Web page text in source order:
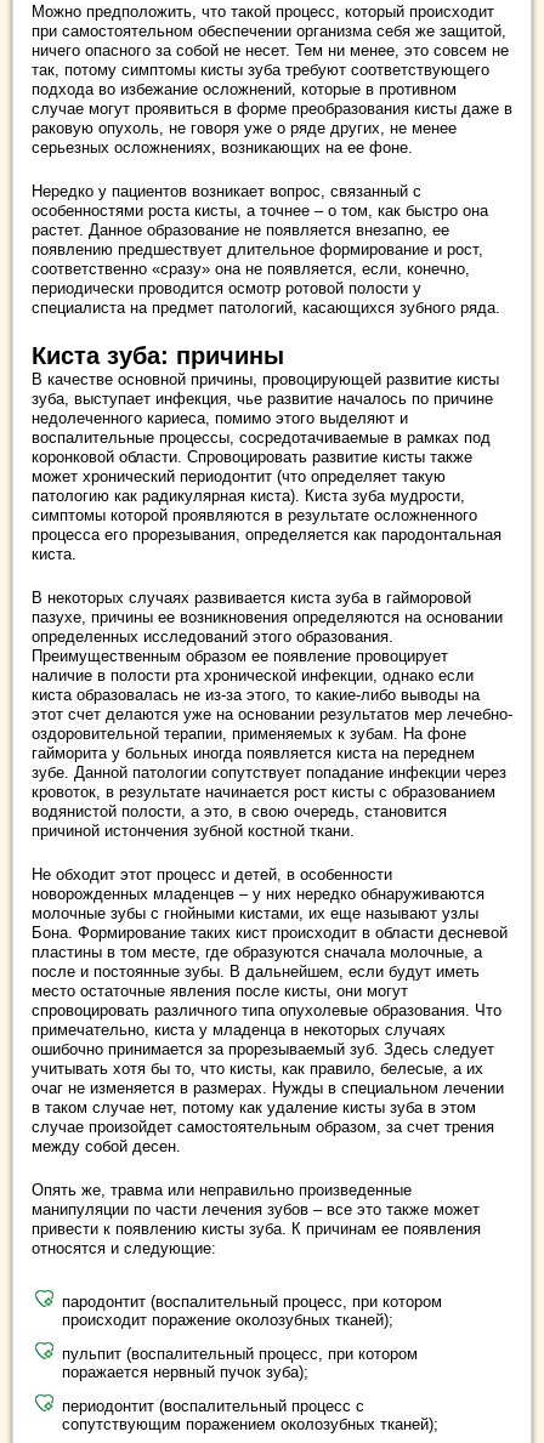
Можно предположить, что такой процесс, который происходит
при самостоятельном обеспечении организма себя же защитой,
ничего опасного за собой не несет. Тем ни менее, это совсем не
так, потому симптомы кисты зуба требуют соответствующего
подхода во избежание осложнений, которые в противном
случае могут проявиться в форме преобразования кисты даже в
раковую опухоль, не говоря уже о ряде других, не менее
серьезных осложнениях, возникающих на ее фоне.
Нередко у пациентов возникает вопрос, связанный с
особенностями роста кисты, а точнее – о том, как быстро она
растет. Данное образование не появляется внезапно, ее
появлению предшествует длительное формирование и рост,
соответственно «сразу» она не появляется, если, конечно,
периодически проводится осмотр ротовой полости у
специалиста на предмет патологий, касающихся зубного ряда.
Киста зуба: причины
В качестве основной причины, провоцирующей развитие кисты
зуба, выступает инфекция, чье развитие началось по причине
недолеченного кариеса, помимо этого выделяют и
воспалительные процессы, сосредотачиваемые в рамках под
коронковой области. Спровоцировать развитие кисты также
может хронический периодонтит (что определяет такую
патологию как радикулярная киста). Киста зуба мудрости,
симптомы которой проявляются в результате осложненного
процесса его прорезывания, определяется как пародонтальная
киста.
В некоторых случаях развивается киста зуба в гайморовой
пазухе, причины ее возникновения определяются на основании
определенных исследований этого образования.
Преимущественным образом ее появление провоцирует
наличие в полости рта хронической инфекции, однако если
киста образовалась не из-за этого, то какие-либо выводы на
этот счет делаются уже на основании результатов мер лечебно-
оздоровительной терапии, применяемых к зубам. На фоне
гайморита у больных иногда появляется киста на переднем
зубе. Данной патологии сопутствует попадание инфекции через
кровоток, в результате начинается рост кисты с образованием
водянистой полости, а это, в свою очередь, становится
причиной истончения зубной костной ткани.
Не обходит этот процесс и детей, в особенности
новорожденных младенцев – у них нередко обнаруживаются
молочные зубы с гнойными кистами, их еще называют узлы
Бона. Формирование таких кист происходит в области десневой
пластины в том месте, где образуются сначала молочные, а
после и постоянные зубы. В дальнейшем, если будут иметь
место остаточные явления после кисты, они могут
спровоцировать различного типа опухолевые образования. Что
примечательно, киста у младенца в некоторых случаях
ошибочно принимается за прорезываемый зуб. Здесь следует
учитывать хотя бы то, что кисты, как правило, белесые, а их
очаг не изменяется в размерах. Нужды в специальном лечении
в таком случае нет, потому как удаление кисты зуба в этом
случае произойдет самостоятельным образом, за счет трения
между собой десен.
Опять же, травма или неправильно произведенные
манипуляции по части лечения зубов – все это также может
привести к появлению кисты зуба. К причинам ее появления
относятся и следующие:
пародонтит (воспалительный процесс, при котором
происходит поражение околозубных тканей);
пульпит (воспалительный процесс, при котором
поражается нервный пучок зуба);
периодонтит (воспалительный процесс с
сопутствующим поражением околозубных тканей);